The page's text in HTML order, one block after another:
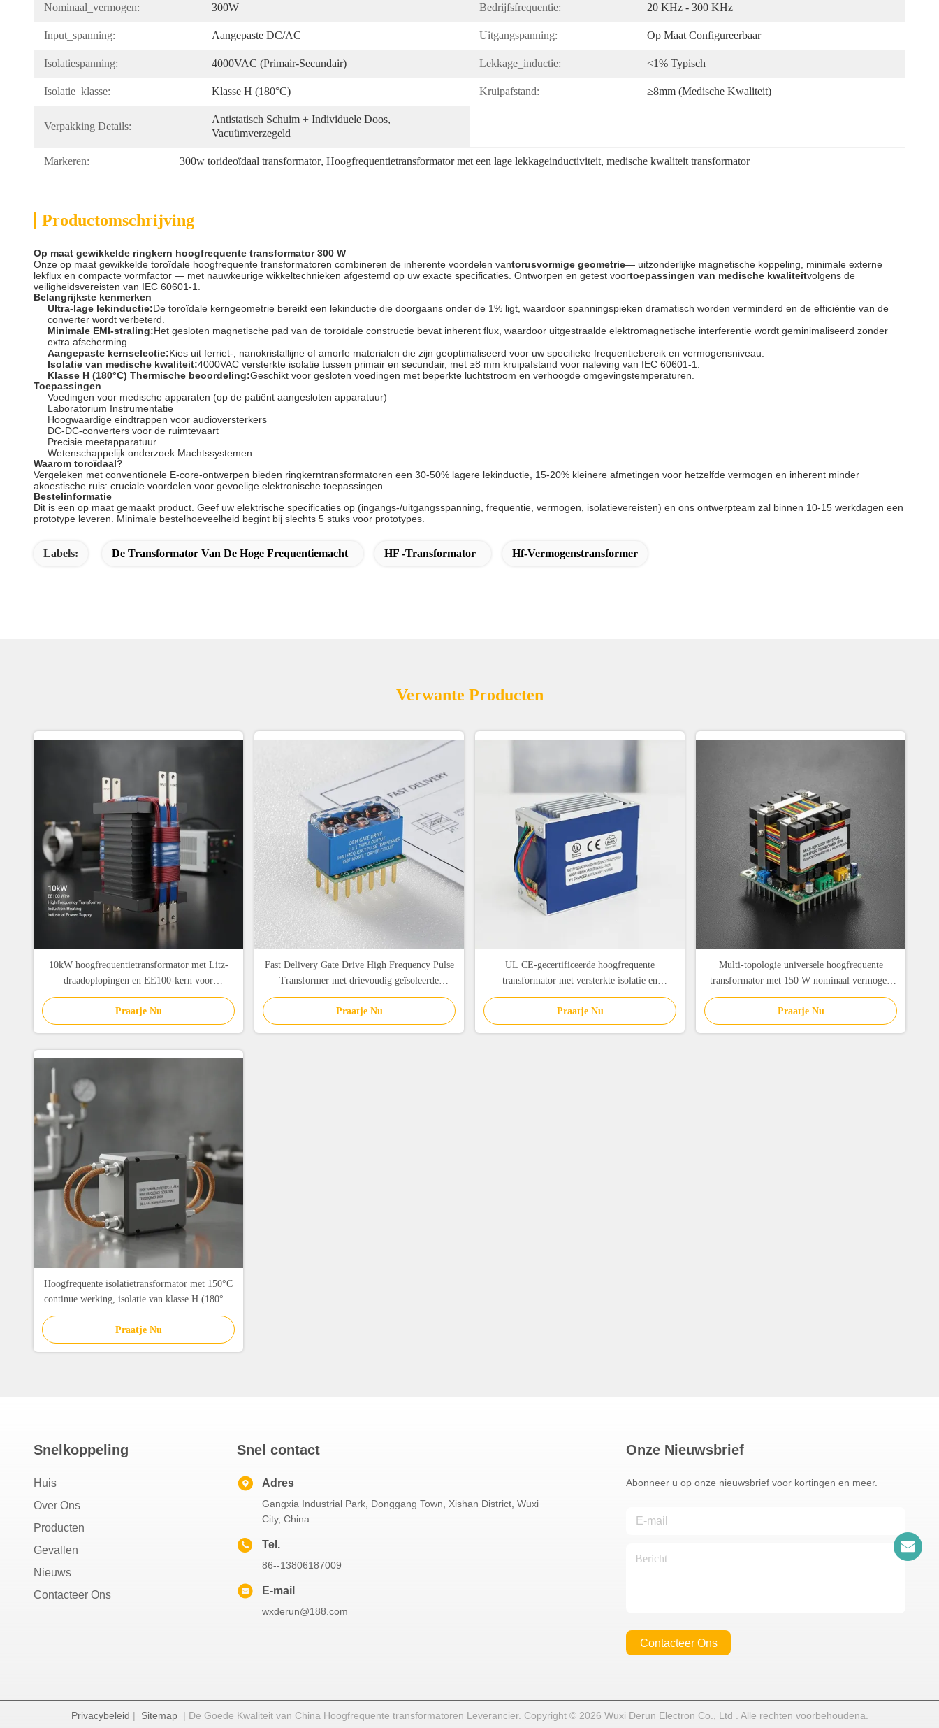
Nominaal_vermogen: 300W Bedrijfsfrequentie: 20 KHz - 300 KHz
Input_spanning: Aangepaste DC/AC Uitgangspanning: Op Maat Configureerbaar
Isolatiespanning: 4000VAC (primair-Secundair) Lekkage_inductie: <1% Typisch
Isolatie_klasse: Klasse H (180°C) Kruipafstand: ≥8mm (medische Kwaliteit)
Verpakking Details:
Antistatisch Schuim + Individuele Doos,
Vacuümverzegeld
Markeren: 300w torideoïdaal transformator, Hoogfrequentietransformator met een lage lekkageinductiviteit, medische kwaliteit transformator
Productomschrijving
Op maat gewikkelde ringkern hoogfrequente transformator 300 W
Onze op maat gewikkelde toroïdale hoogfrequente transformatoren combineren de inherente voordelen vantorusvormige geometrie— uitzonderlijke magnetische koppeling, minimale externe
lekflux en compacte vormfactor — met nauwkeurige wikkeltechnieken afgestemd op uw exacte specificaties. Ontworpen en getest voortoepassingen van medische kwaliteitvolgens de
veiligheidsvereisten van IEC 60601-1.
Belangrijkste kenmerken
Ultra-lage lekinductie:De toroïdale kerngeometrie bereikt een lekinductie die doorgaans onder de 1% ligt, waardoor spanningspieken dramatisch worden verminderd en de efficiëntie van de
converter wordt verbeterd.
Minimale EMI-straling:Het gesloten magnetische pad van de toroïdale constructie bevat inherent flux, waardoor uitgestraalde elektromagnetische interferentie wordt geminimaliseerd zonder
extra afscherming.
Aangepaste kernselectie:Kies uit ferriet-, nanokristallijne of amorfe materialen die zijn geoptimaliseerd voor uw specifieke frequentiebereik en vermogensniveau.
Isolatie van medische kwaliteit:4000VAC versterkte isolatie tussen primair en secundair, met ≥8 mm kruipafstand voor naleving van IEC 60601-1.
Klasse H (180°C) Thermische beoordeling:Geschikt voor gesloten voedingen met beperkte luchtstroom en verhoogde omgevingstemperaturen.
Toepassingen
Voedingen voor medische apparaten (op de patiënt aangesloten apparatuur)
Laboratorium Instrumentatie
Hoogwaardige eindtrappen voor audioversterkers
DC-DC-converters voor de ruimtevaart
Precisie meetapparatuur
Wetenschappelijk onderzoek Machtssystemen
Waarom toroïdaal?
Vergeleken met conventionele E-core-ontwerpen bieden ringkerntransformatoren een 30-50% lagere lekinductie, 15-20% kleinere afmetingen voor hetzelfde vermogen en inherent minder
akoestische ruis: cruciale voordelen voor gevoelige elektronische toepassingen.
Bestelinformatie
Dit is een op maat gemaakt product. Geef uw elektrische specificaties op (ingangs-/uitgangsspanning, frequentie, vermogen, isolatievereisten) en ons ontwerpteam zal binnen 10-15 werkdagen een
prototype leveren. Minimale bestelhoeveelheid begint bij slechts 5 stuks voor prototypes.
Labels: De Transformator Van De Hoge Frequentiemacht HF -transformator Hf-Vermogenstransformer
Verwante Producten
10kW hoogfrequentietransformator met Litz-
draadoplopingen en EE100-kern voor
industriële stroomvoorziening
Praatje Nu
Fast Delivery Gate Drive High Frequency Pulse
Transformer met drievoudig geïsoleerde
uitgangen en ultra-lage koppelingskapaciteit
Praatje Nu
UL CE-gecertificeerde hoogfrequente
transformator met versterkte isolatie en
nominaal vermogen van 400 W voor EV-laders
Praatje Nu
Multi-topologie universele hoogfrequente
transformator met 150 W nominaal vermogen
en PC40 ferrietkern
Praatje Nu
Hoogfrequente isolatietransformator met 150°C
continue werking, isolatie van klasse H (180°C)
en 3000VAC isolatie voor olie- en
gasputtoestellen
Praatje Nu
Snelkoppeling
Huis
Over Ons
Producten
Gevallen
Nieuws
Contacteer Ons
Snel contact
Adres
Gangxia Industrial Park, Donggang Town, Xishan District, Wuxi
City, China
Tel.
86--13806187009
E-mail
wxderun@188.com
Onze Nieuwsbrief
Abonneer u op onze nieuwsbrief voor kortingen en meer.
Contacteer Ons
Privacybeleid | Sitemap| De Goede Kwaliteit van China Hoogfrequente transformatoren Leverancier. Copyright © 2026 Wuxi Derun Electron Co., Ltd . Alle rechten voorbehoudena.